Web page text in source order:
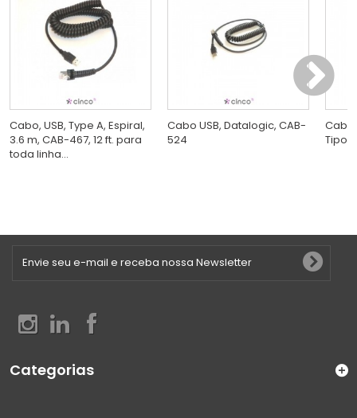
Cabo, USB, Type A, Espiral,
3.6 m, CAB-467, 12 ft. para
toda linha...
Cabo USB, Datalogic, CAB-
524
Cabo
Tipo
Categorias